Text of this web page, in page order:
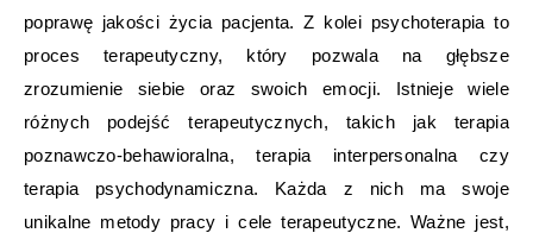
poprawę jakości życia pacjenta. Z kolei psychoterapia to
proces terapeutyczny, który pozwala na głębsze
zrozumienie siebie oraz swoich emocji. Istnieje wiele
różnych podejść terapeutycznych, takich jak terapia
poznawczo-behawioralna, terapia interpersonalna czy
terapia psychodynamiczna. Każda z nich ma swoje
unikalne metody pracy i cele terapeutyczne. Ważne jest,